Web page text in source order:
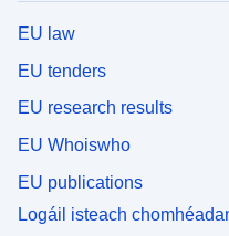
EU law
EU tenders
EU research results
EU Whoiswho
EU publications
Logáil isteach